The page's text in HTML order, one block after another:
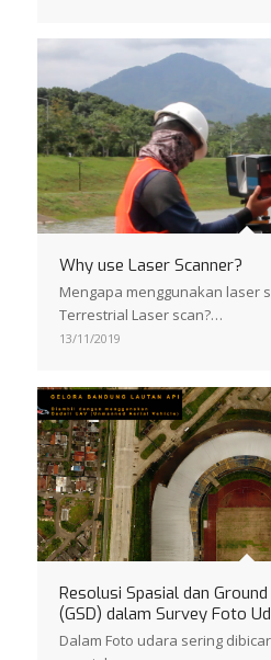
Why use Laser Scanner?
Mengapa menggunakan laser
Terrestrial Laser scan?…
13/11/2019
Resolusi Spasial dan
(GSD) dalam Survey Foto
Dalam Foto udara sering